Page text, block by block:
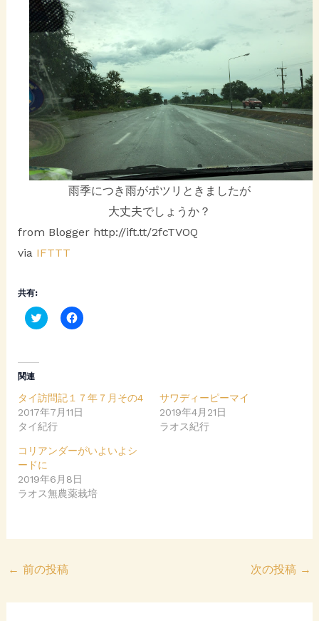
雨季につき雨がポツリときましたが
大丈夫でしょうか？
from Blogger http://ift.tt/2fcTVOQ
via IFTTT
共有:
C
l
h
a
r
e
o
T
w
i
t
t
e
r
い
ン
ド
開
F
a
共
有
す
は
ク
ッ
ク
し
て
い
ン
関連
タイ訪問記１７年７月その4
2017年7月11日
タイ紀行
サワディーピーマイ
2019年4月21日
ラオス紀行
コリアンダーがいよいよシ
ードに
2019年6月8日
ラオス無農薬栽培
← 前の投稿 次の投稿 →